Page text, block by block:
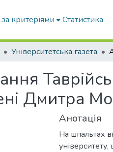
критеріями Статистика
Університетська газета
Дмитра
Анотація
На шпальтах